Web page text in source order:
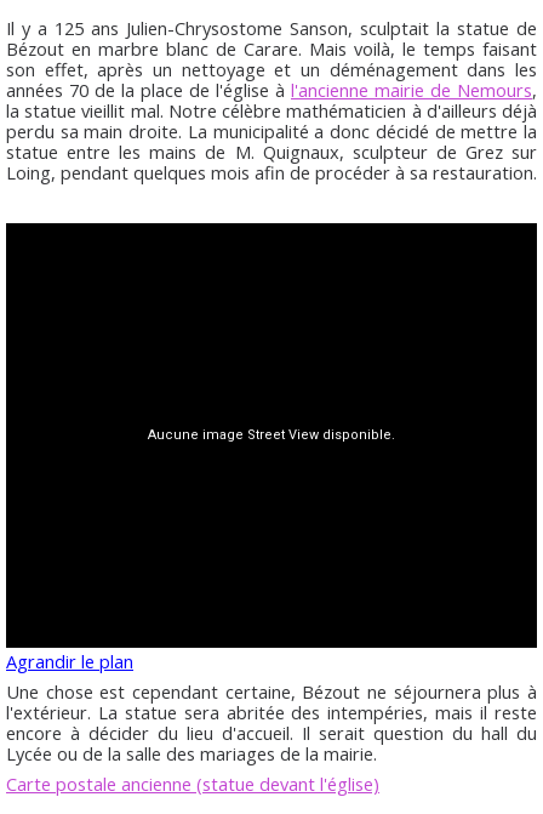
Il y a 125 ans Julien-Chrysostome Sanson, sculptait la statue de
Bézout en marbre blanc de Carare. Mais voilà, le temps faisant
son effet, après un nettoyage et un déménagement dans les
années 70 de la place de l'église à l'ancienne mairie de Nemours,
la statue vieillit mal. Notre célèbre mathématicien à d'ailleurs déjà
perdu sa main droite. La municipalité a donc décidé de mettre la
statue entre les mains de M. Quignaux, sculpteur de Grez sur
Loing, pendant quelques mois afin de procéder à sa restauration.
Agrandir le plan
Une chose est cependant certaine, Bézout ne séjournera plus à
l'extérieur. La statue sera abritée des intempéries, mais il reste
encore à décider du lieu d'accueil. Il serait question du hall du
Lycée ou de la salle des mariages de la mairie.
Carte postale ancienne (statue devant l'église)